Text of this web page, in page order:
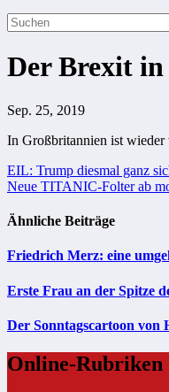
Der Brexit
Sep. 25, 2019
In Großbritannien ist wieder
EIL: Trump diesmal ganz
Neue TITANIC-Folter ab
Ähnliche Beiträge
Friedrich Merz: eine
Erste Frau an der Spitze
Der Sonntagscartoon von
Online-Rubriken